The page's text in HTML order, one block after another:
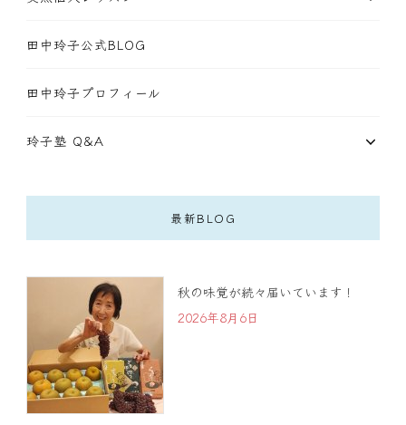
田中玲子公式BLOG
田中玲子プロフィール
玲子塾 Q&A
最新BLOG
秋の味覚が続々届いています！
2026年8月6日